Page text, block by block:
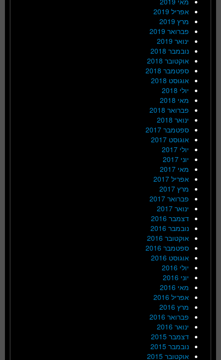
אפריל 2019
מרץ 2019
פברואר 2019
ינואר 2019
נובמבר 2018
אוקטובר 2018
ספטמבר 2018
אוגוסט 2018
יולי 2018
מאי 2018
פברואר 2018
ינואר 2018
ספטמבר 2017
אוגוסט 2017
יולי 2017
יוני 2017
מאי 2017
אפריל 2017
מרץ 2017
פברואר 2017
ינואר 2017
דצמבר 2016
נובמבר 2016
אוקטובר 2016
ספטמבר 2016
אוגוסט 2016
יולי 2016
יוני 2016
מאי 2016
אפריל 2016
מרץ 2016
פברואר 2016
ינואר 2016
דצמבר 2015
נובמבר 2015
אוקטובר 2015